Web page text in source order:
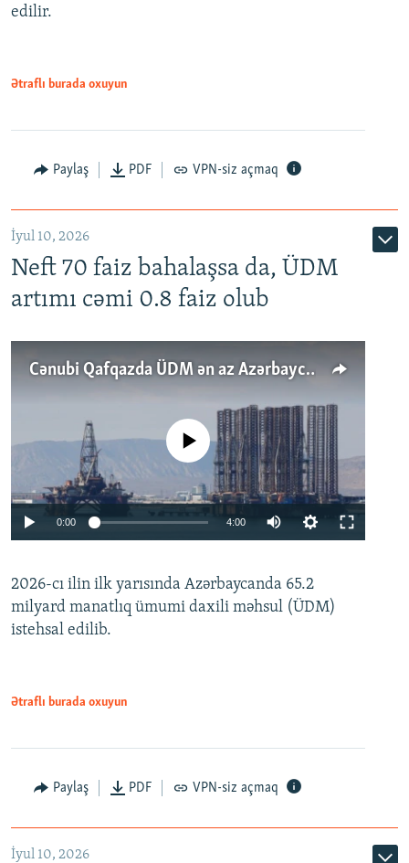
edilir.
Ətraflı burada oxuyun
Paylaş PDF VPN-siz açmaq
İyul 10, 2026
Neft 70 faiz bahalaşsa da, ÜDM
artımı cəmi 0.8 faiz olub
Cənubi Qafqazda ÜDM ən az Azərbaycanda artır: Qonşuları niyə Bakını qabaqlaya bilir?
Auto 240p 360p 480p
No media source currently available
0:00 4:00
360p
480p
2026-cı ilin ilk yarısında Azərbaycanda 65.2
milyard manatlıq ümumi daxili məhsul (ÜDM)
istehsal edilib.
Ətraflı burada oxuyun
Paylaş PDF VPN-siz açmaq
İyul 10, 2026